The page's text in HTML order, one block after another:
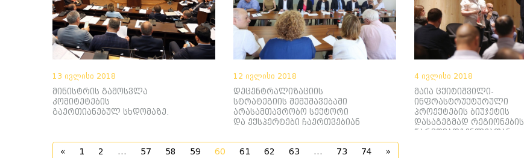
13 ივლისი 2018
მინისტრის გამოსვლა
კომიტეტების
გაერთიანებულ სხდომაზე.
12 ივლისი 2018
დეცენტრალიზაციის
სტრატეგიის შემუშავებაში
არასამთავრობო სექტორი
და ექსპერტები ჩაერთვებიან
4 ივლისი 2018
მაია ცქიტიშვილი-
ინფრასტრუქტურული
პროექტების ბიუჯეტის
დასაგეგმად რეგიონების
წარმომადგენლებთან
« 1 2 ... 57 58 59 60 61 62 63 ... 73 74 »